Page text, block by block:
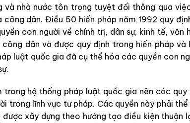
và nhà nước tôn trọng tuyệt đối thông qua
công dân. Điều 50 hiến pháp năm 1992 quy
con người về chính trị, dân sự, kinh tế,
dân và được quy định trong hiến pháp và
luật quốc gia đã cụ thể hóa các quyền con
trong hệ thống pháp luật quốc gia nên các quy
trong lĩnh vực tư pháp. Các quyền này phải
được xây dựng theo hướng tạo điều kiện thuận